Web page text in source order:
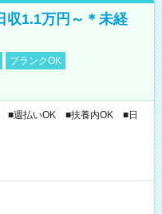
収1.1万円～＊未経
ブランクOK
■週払いOK ■扶養内OK ■日